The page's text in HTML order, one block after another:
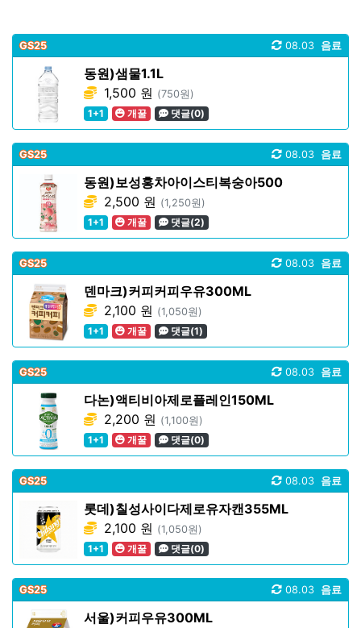
GS25 음료
08.03
동원)샘물1.1L
1,500 원 (750원)
1+1
개꿀 댓글(0)
GS25 음료
08.03
동원)보성홍차아이스티복숭아500
2,500 원 (1,250원)
1+1
개꿀 댓글(2)
GS25 음료
08.03
덴마크)커피커피우유300ML
2,100 원 (1,050원)
1+1
개꿀 댓글(1)
GS25 음료
08.03
다논)액티비아제로플레인150ML
2,200 원 (1,100원)
1+1
개꿀 댓글(0)
GS25 음료
08.03
롯데)칠성사이다제로유자캔355ML
2,100 원 (1,050원)
1+1
개꿀 댓글(0)
GS25 음료
08.03
서울)커피우유300ML